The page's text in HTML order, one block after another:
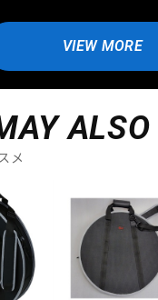
VIEW MORE
メ